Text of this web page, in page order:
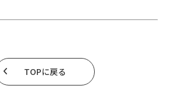
TOPに戻る